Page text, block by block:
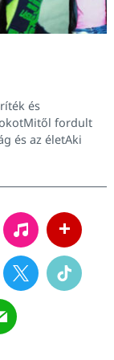
és
okotMitől fordult
és az életAki